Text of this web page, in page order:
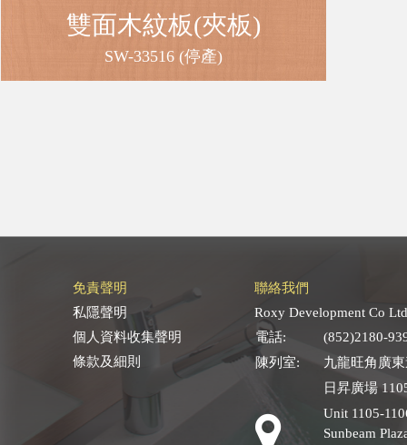
聲
雙面木紋板(夾板)
SW-33516 (停產)
免責聲明
私隱聲明
個人資料收集聲明
條款及細則
聯絡我們
Roxy Development Co
電話:
(852)2180-
陳列室:
九龍旺角廣
日昇廣場
Unit 1105-
Sunbeam